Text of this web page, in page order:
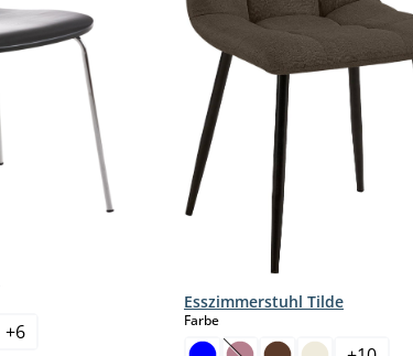
+6
Esszimmerstuhl Tilde
Farbeauswählen